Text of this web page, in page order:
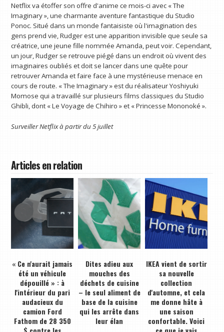
Netflix va étoffer son offre d'anime ce mois-ci avec « The
Imaginary », une charmante aventure fantastique du Studio
Ponoc. Situé dans un monde fantaisiste où l'imagination des
gens prend vie, Rudger est une apparition invisible que seule sa
créatrice, une jeune fille nommée Amanda, peut voir. Cependant,
un jour, Rudger se retrouve piégé dans un endroit où vivent des
imaginaires oubliés et doit se lancer dans une quête pour
retrouver Amanda et faire face à une mystérieuse menace en
cours de route. « The Imaginary » est du réalisateur Yoshiyuki
Momose qui a travaillé sur plusieurs films classiques du Studio
Ghibli, dont « Le Voyage de Chihiro » et « Princesse Mononoké ».
SurveillerNetflixà partir du 5 juillet
Articles en relation
« Ce n'aurait jamais
été un véhicule
dépouillé » : à
l'intérieur du pari
audacieux du
camion Ford
Fathom de 28 350
Dites adieu aux
mouches des
déchets de cuisine
– le seul aliment de
base de la cuisine
qui les arrête dans
leur élan
IKEA vient de sortir
sa nouvelle
collection
d'automne, et cela
me donne hâte à
une saison
confortable. Voici